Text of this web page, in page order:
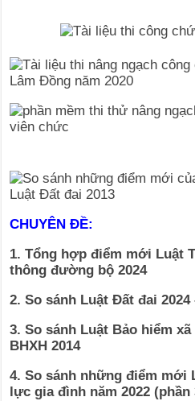
CHUYÊN ĐỀ:
1. Tổng hợp điểm mới Luật
thông đường bộ 2024
2. So sánh Luật Đất đai
3. So sánh Luật Bảo hiểm
BHXH 2014
4. So sánh những điểm mới
lực gia đình năm 2022 (phần